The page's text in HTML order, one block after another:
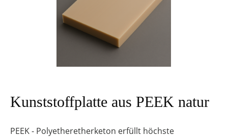
Kunststoffplatte aus PEEK natur
PEEK - Polyetheretherketon erfüllt höchste